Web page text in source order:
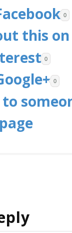
0
0
0